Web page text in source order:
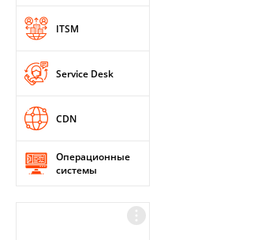
ITSM
Service Desk
CDN
Операционные
системы